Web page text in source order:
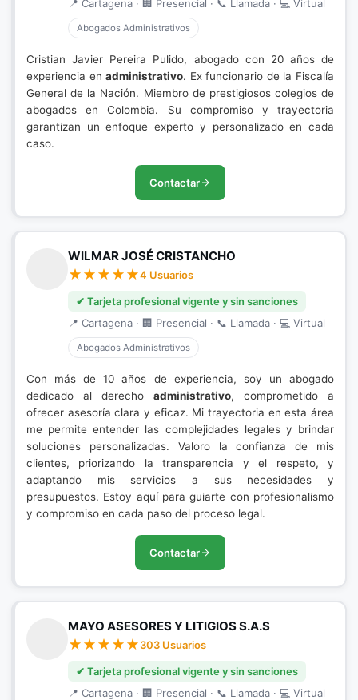
📍 Cartagena · 🏢 Presencial · 📞 Llamada · 💻 Virtual
Abogados Administrativos
Cristian Javier Pereira Pulido, abogado con 20 años de
experiencia enadministrativo. Ex funcionario de la Fiscalía
General de la Nación. Miembro de prestigiosos colegios de
abogados en Colombia. Su compromiso y trayectoria
garantizan un enfoque experto y personalizado en cada
caso.
Contactar
WILMAR JOSÉ CRISTANCHO
4 Usuarios
✔ Tarjeta profesional vigente y sin sanciones
📍 Cartagena · 🏢 Presencial · 📞 Llamada · 💻 Virtual
Abogados Administrativos
Con más de 10 años de experiencia, soy un abogado
dedicado al derecho administrativo, comprometido a
ofrecer asesoría clara y eficaz. Mi trayectoria en esta área
me permite entender las complejidades legales y brindar
soluciones personalizadas. Valoro la confianza de mis
clientes, priorizando la transparencia y el respeto, y
adaptando mis servicios a sus necesidades y
presupuestos. Estoy aquí para guiarte con profesionalismo
y compromiso en cada paso del proceso legal.
Contactar
MAYO ASESORES Y LITIGIOS S.A.S
303 Usuarios
✔ Tarjeta profesional vigente y sin sanciones
📍 Cartagena · 🏢 Presencial · 📞 Llamada · 💻 Virtual